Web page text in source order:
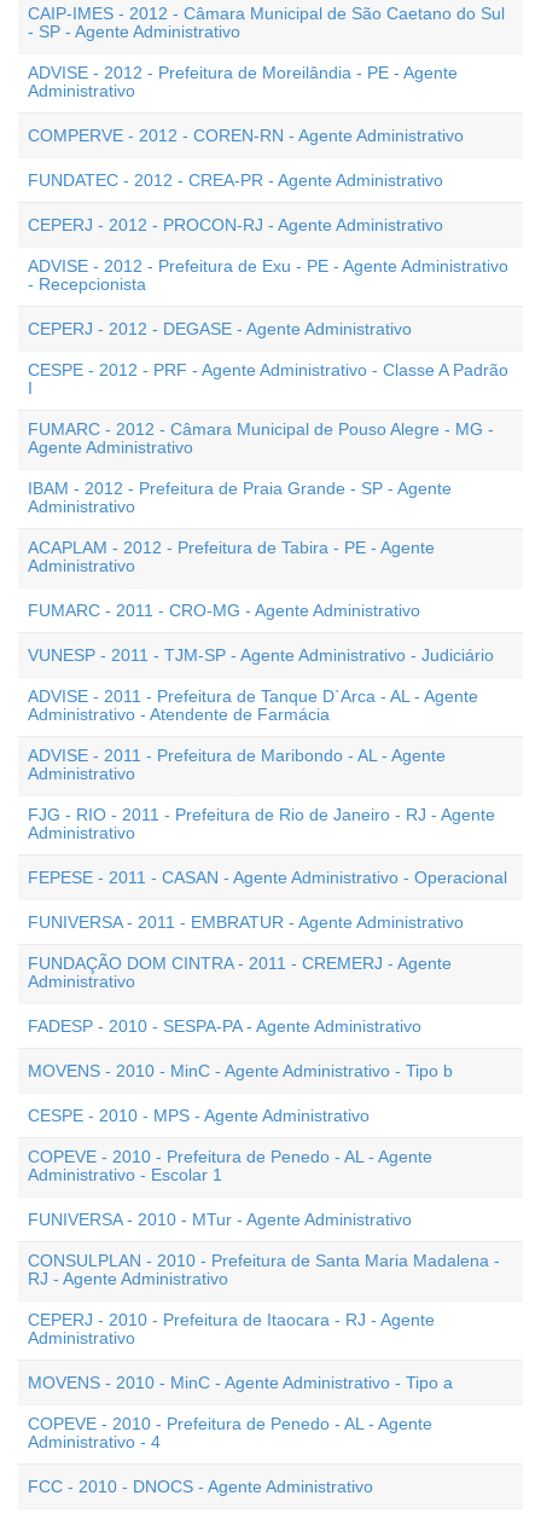
CAIP-IMES - 2012 - Câmara Municipal de São Caetano do Sul
- SP - Agente Administrativo
ADVISE - 2012 - Prefeitura de Moreilândia - PE - Agente
Administrativo
COMPERVE - 2012 - COREN-RN - Agente Administrativo
FUNDATEC - 2012 - CREA-PR - Agente Administrativo
CEPERJ - 2012 - PROCON-RJ - Agente Administrativo
ADVISE - 2012 - Prefeitura de Exu - PE - Agente Administrativo
- Recepcionista
CEPERJ - 2012 - DEGASE - Agente Administrativo
CESPE - 2012 - PRF - Agente Administrativo - Classe A Padrão
I
FUMARC - 2012 - Câmara Municipal de Pouso Alegre - MG -
Agente Administrativo
IBAM - 2012 - Prefeitura de Praia Grande - SP - Agente
Administrativo
ACAPLAM - 2012 - Prefeitura de Tabira - PE - Agente
Administrativo
FUMARC - 2011 - CRO-MG - Agente Administrativo
VUNESP - 2011 - TJM-SP - Agente Administrativo - Judiciário
ADVISE - 2011 - Prefeitura de Tanque D`Arca - AL - Agente
Administrativo - Atendente de Farmácia
ADVISE - 2011 - Prefeitura de Maribondo - AL - Agente
Administrativo
FJG - RIO - 2011 - Prefeitura de Rio de Janeiro - RJ - Agente
Administrativo
FEPESE - 2011 - CASAN - Agente Administrativo - Operacional
FUNIVERSA - 2011 - EMBRATUR - Agente Administrativo
FUNDAÇÃO DOM CINTRA - 2011 - CREMERJ - Agente
Administrativo
FADESP - 2010 - SESPA-PA - Agente Administrativo
MOVENS - 2010 - MinC - Agente Administrativo - Tipo b
CESPE - 2010 - MPS - Agente Administrativo
COPEVE - 2010 - Prefeitura de Penedo - AL - Agente
Administrativo - Escolar 1
FUNIVERSA - 2010 - MTur - Agente Administrativo
CONSULPLAN - 2010 - Prefeitura de Santa Maria Madalena -
RJ - Agente Administrativo
CEPERJ - 2010 - Prefeitura de Itaocara - RJ - Agente
Administrativo
MOVENS - 2010 - MinC - Agente Administrativo - Tipo a
COPEVE - 2010 - Prefeitura de Penedo - AL - Agente
Administrativo - 4
FCC - 2010 - DNOCS - Agente Administrativo